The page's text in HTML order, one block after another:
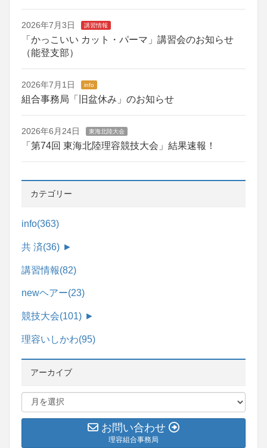
2026年7月3日 講習情報
「かっこいい カット・パーマ」講習会のお知らせ
（能登支部）
2026年7月1日 info
組合事務局「旧盆休み」のお知らせ
2026年6月24日 東海北陸大会
「第74回 東海北陸理容競技大会」結果速報！
カテゴリー
info(363)
共 済(36) ►
講習情報(82)
newヘアー(23)
競技大会(101) ►
理容いしかわ(95)
アーカイブ
お問い合わせ
理容組合事務局